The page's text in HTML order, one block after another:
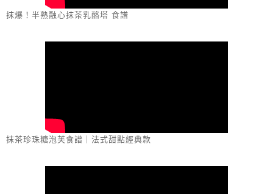
抹爆！半熟融心抹茶乳酪塔 食譜
抹茶珍珠糖泡芙食譜｜法式甜點經典款